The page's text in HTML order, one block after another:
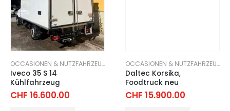
OCCASIONEN & NUTZFAHRZEUGE
Iveco 35 S 14
Kühlfahrzeug
CHF 16.600.00
OCCASIONEN & NUTZFAHRZEUGE
Daltec Korsika,
Foodtruck neu
CHF 15.900.00